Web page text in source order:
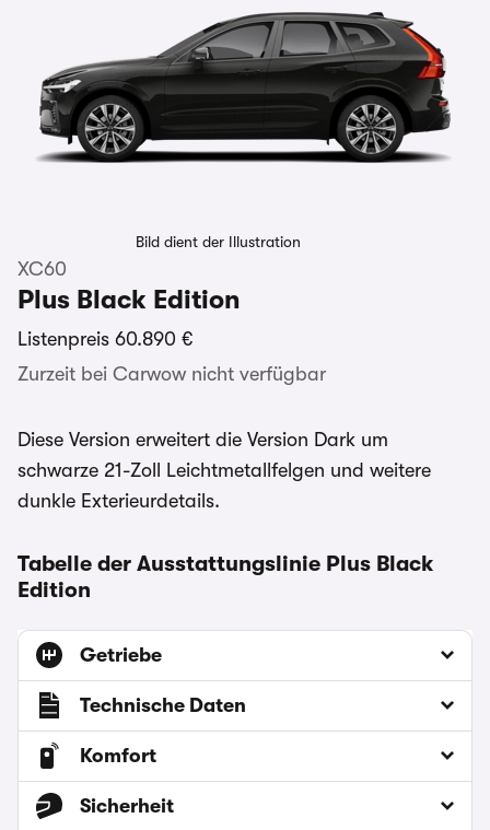
Bild dient der Illustration
XC60
Plus Black Edition
Listenpreis 60.890 €
Zurzeit bei Carwow nicht verfügbar
Diese Version erweitert die Version Dark um
schwarze 21-Zoll Leichtmetallfelgen und weitere
dunkle Exterieurdetails.
Tabelle der Ausstattungslinie Plus Black
Edition
Getriebe
Technische Daten
Komfort
Sicherheit